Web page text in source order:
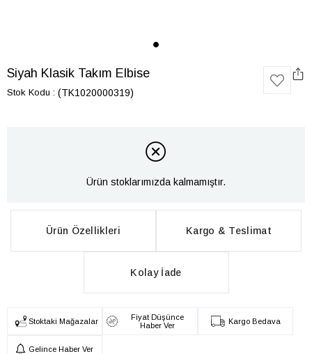
Siyah Klasik Takım Elbise
Stok Kodu (TK1020000319)
Ürün stoklarımızda kalmamıştır.
Ürün Özellikleri Kargo & Teslimat
Kolay İade
Stoktaki Mağazalar
Fiyat Düşünce
Haber Ver
Kargo Bedava
Gelince Haber Ver